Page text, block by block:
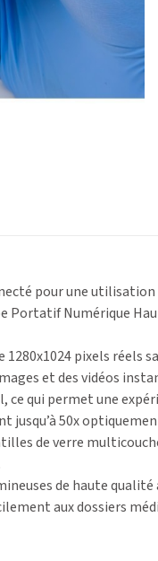
pour une
Portatif Numérique
1280x1024 pixels
et des vidéos
ce qui permet une
jusqu’à 50x
de verre
de haute
aux dossiers